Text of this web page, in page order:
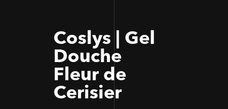
Coslys | Gel
Douche
Fleur de
Cerisier